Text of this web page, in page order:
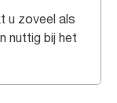
u zoveel als
nuttig bij het